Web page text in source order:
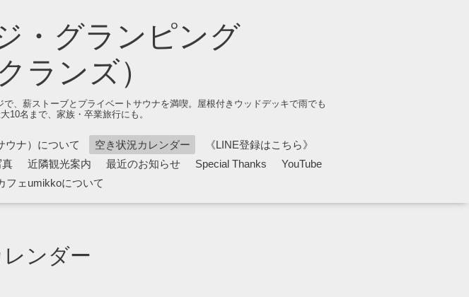
・グランピング
ランズ）
、薪ストーブとプライベートサウナを満喫。屋根付きウッドデッキで雨でも
10名まで、家族・卒業旅行にも。
ウナ）について 空き状況カレンダー
《LINE登録はこちら》
真 近隣観光案内 最近のお知らせ Special Thanks
YouTube
フェumikkoについて
ンダー